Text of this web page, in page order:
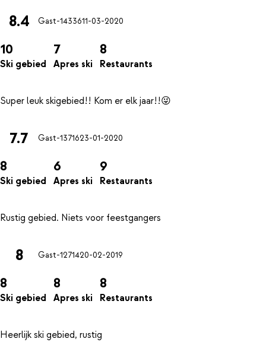
8.4 Gast-1433611-03-2020
10
Ski gebied
7
Apres ski
8
Restaurants
7.7 Gast-1371623-01-2020
8
Ski gebied
6
Apres ski
9
Restaurants
8 Gast-1271420-02-2019
8
Ski gebied
8
Apres ski
8
Restaurants